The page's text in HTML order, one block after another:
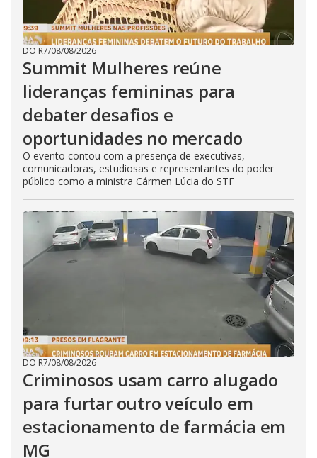
DO R7/08/08/2026
Summit Mulheres reúne
lideranças femininas para
debater desafios e
oportunidades no mercado
O evento contou com a presença de executivas,
comunicadoras, estudiosas e representantes do poder
público como a ministra Cármen Lúcia do STF
DO R7/08/08/2026
Criminosos usam carro alugado
para furtar outro veículo em
estacionamento de farmácia em
MG